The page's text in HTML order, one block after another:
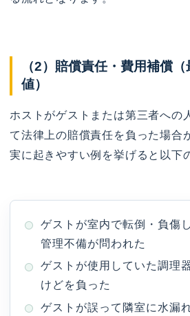
（2）賠償責任・費用補償
値）
ホストがゲストまたは第三者への
て法律上の賠償責任を負った場合
実に起きやすい例を挙げると以下
ゲストが室内で転倒・負傷
管理不備が問われた
ゲストが使用していた調理
けどを負った
ゲストが誤って隣室に水漏